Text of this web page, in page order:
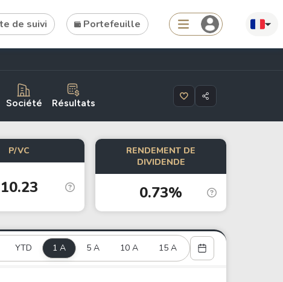
de suivi Portefeuille
Search
Tools
Dividend Schedule
Crypto Rankings
Société Résultats
P/VC
10.23
RENDEMENT DE
DIVIDENDE
0.73%
YTD 1 A 5 A 10 A 15 A